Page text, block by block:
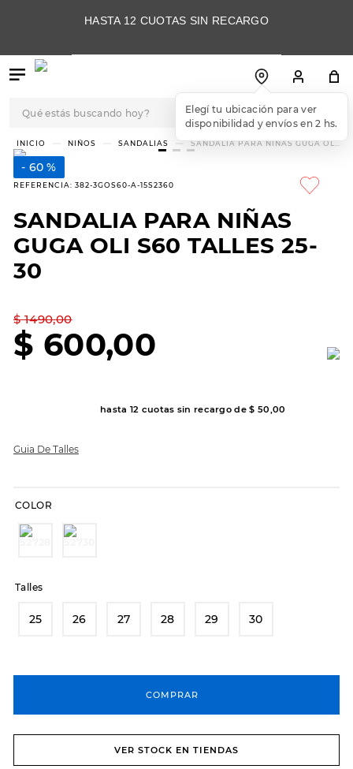
HASTA 12 CUOTAS SIN RECARGO
Elegí tu ubicación para ver
disponibilidad y envíos en 2 hs.
NIÑOS SANDALIAS
SANDALIA PARA NIÑAS GUGA OLI
S60 TALLES 25-30
60 %
REFERENCIA: 382-3GOS60-A-15S2360
SANDALIA PARA NIÑAS
GUGA OLI S60 TALLES 25-
30
$ 1490,00
$ 600,00
hasta 12 cuotas sin recargo de$ 50,00
Guia De Talles
COLOR
Talles
25 26 27 28 29 30
COMPRAR
VER STOCK EN TIENDAS
TÉRMINOS MÁS
BUSCADOS
skechers
3.
skechers slip-ins